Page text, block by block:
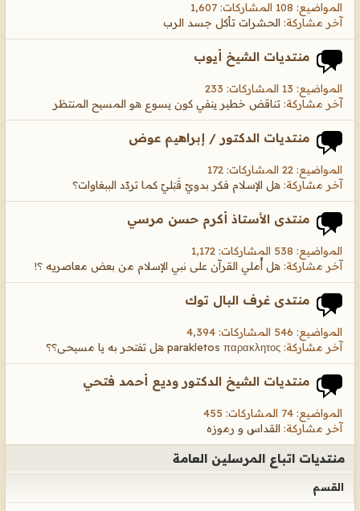
المواضيع: 108 المشاركات: 1,607
آخر مشاركة: الحشرات تأكل جسد الرب
منتديات الشيخ أيوب
المواضيع: 13 المشاركات: 233
آخر مشاركة: تناقض خطير ينفي كون يسوع هو المسيح المنتظر
منتديات الدكتور / إبراهيم عوض
المواضيع: 22 المشاركات: 172
آخر مشاركة: هل الإسلام فكر بدويّ قَبَليّ كما تردّد الببغاوات؟
منتدى الأستاذ أكرم حسن مرسي
المواضيع: 538 المشاركات: 1,172
آخر مشاركة: هل أُملي القرآن على نبي الإسلام من بعض معاصريه ؟!
منتدى غرف البال توك
المواضيع: 546 المشاركات: 4,394
آخر مشاركة: parakletos παρακλητος هل تفتحر به يا مسيحى؟؟
منتديات الشيخ الدكتور وديع أحمد فتحي
المواضيع: 74 المشاركات: 455
آخر مشاركة: القداس و رموزه
منتديات اتباع المرسلين العامة
القسم